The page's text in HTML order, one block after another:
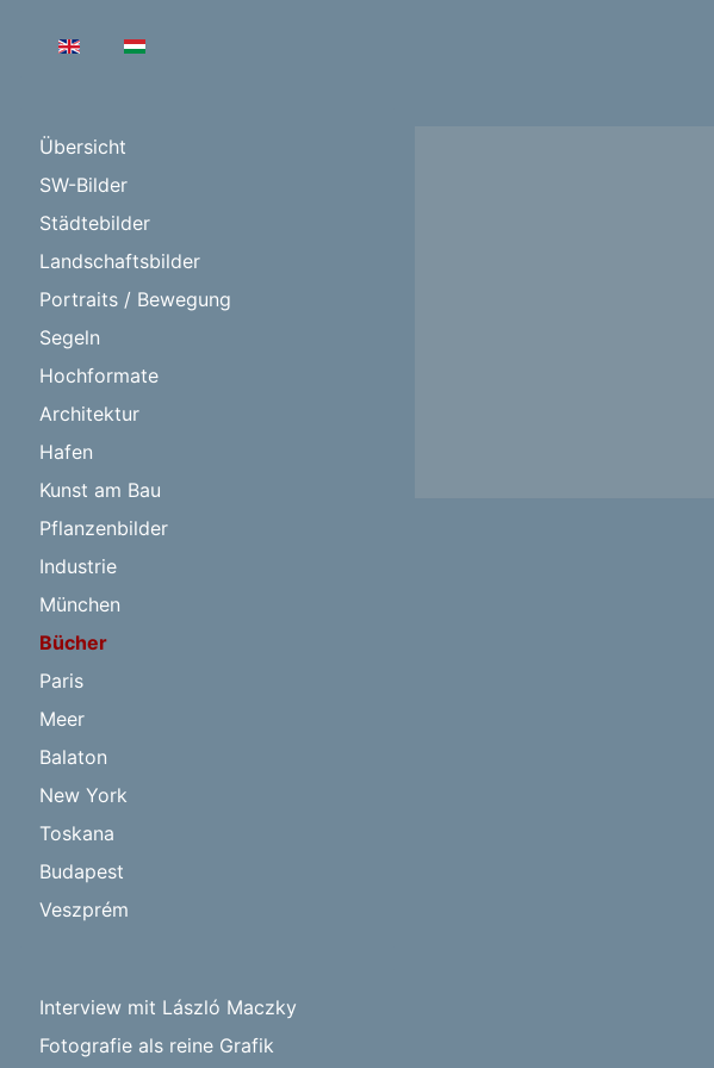
Sprache auswählen
Übersicht
SW-Bilder
Städtebilder
Landschaftsbilder
Portraits / Bewegung
Segeln
Hochformate
Architektur
Hafen
Kunst am Bau
Pflanzenbilder
Industrie
München
Bücher
Paris
Meer
Balaton
New York
Toskana
Budapest
Veszprém
Interview mit László Maczky
Fotografie als reine Grafik